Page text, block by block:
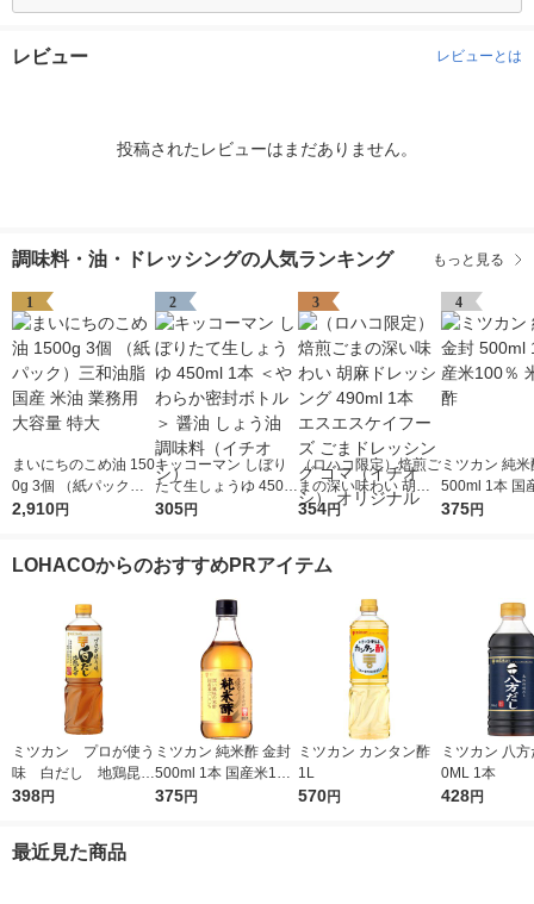
レビュー レビューとは
投稿されたレビューはまだありません。
調味料・油・ドレッシングの人気ランキング もっと見る
1
まいにちのこめ油 150
0g 3個 （紙パック）
三和油脂 国産 米油 業
2,910円
2
キッコーマン しぼり
たて生しょうゆ 450m
l 1本 ＜やわらか密封
シ）
305円
3
（ロハコ限定）焙煎ご
まの深い味わい 胡麻
ドレッシング 490ml 1
ゴマ（イチオシ） オ
354円
4
ミツカン 純
500ml 1本 国
0％ 米酢 食酢
375円
LOHACOからのおすすめPRアイテム
ミツカン プロが使う
味 白だし 地鶏昆
布 1L（1000ml）
398円
ミツカン 純米酢 金封
500ml 1本 国産米10
0％ 米酢 食酢
375円
ミツカン カンタン酢
1L
570円
ミツカン 八
0ML 1本
428円
最近見た商品